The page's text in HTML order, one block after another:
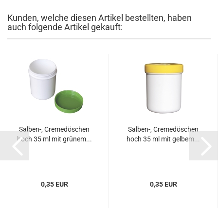
Kunden, welche diesen Artikel bestellten, haben
auch folgende Artikel gekauft:
Salben-, Cremedöschen
hoch 35 ml mit grünem...
0,35 EUR
Salben-, Cremedöschen
hoch 35 ml mit gelbem...
0,35 EUR